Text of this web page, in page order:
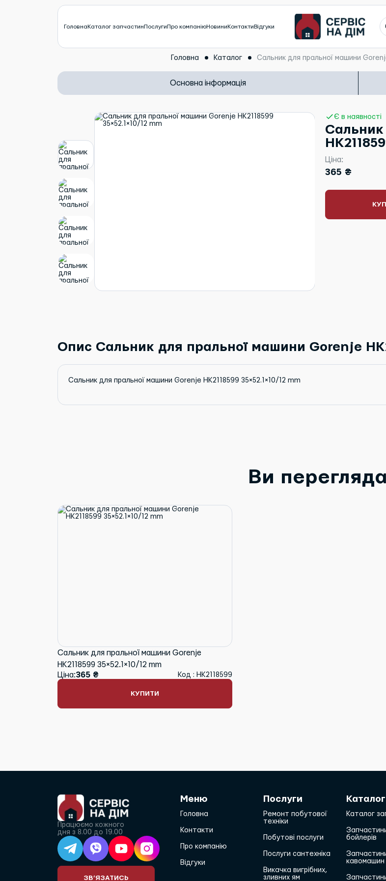
ГоловнаКаталог запчастинПослугиПро компаніюНовиниКонтактиВідгуки
Головна Каталог Сальник для пральної машини
Основна інформація
Є в наявності
Ціна:
365 ₴
Опис Сальник для пральної машини Gorenje
Сальник для пральної машини Gorenje HK2118599 35×52.1×10/12 mm
Ви
Сальник для пральної машини Gorenje
HK2118599 35×52.1×10/12 mm
Ціна:365 ₴ Код : HK2118599
КУПИТИ
Працюємо кожного
дня з 8.00 до 19.00
ЗВ’ЯЗАТИСЬ
Меню
Головна
Контакти
Про компанію
Відгуки
Послуги
Ремонт побутової
техніки
Побутові послуги
Послуги сантехніка
Викачка вигрібних,
зливних ям
Каталог
бойлерів
кавомашин